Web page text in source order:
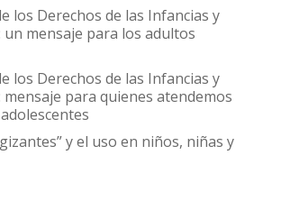
los Derechos de las Infancias y
un mensaje para los adultos
los Derechos de las Infancias y
mensaje para quienes atendemos
y el uso en niños, niñas y